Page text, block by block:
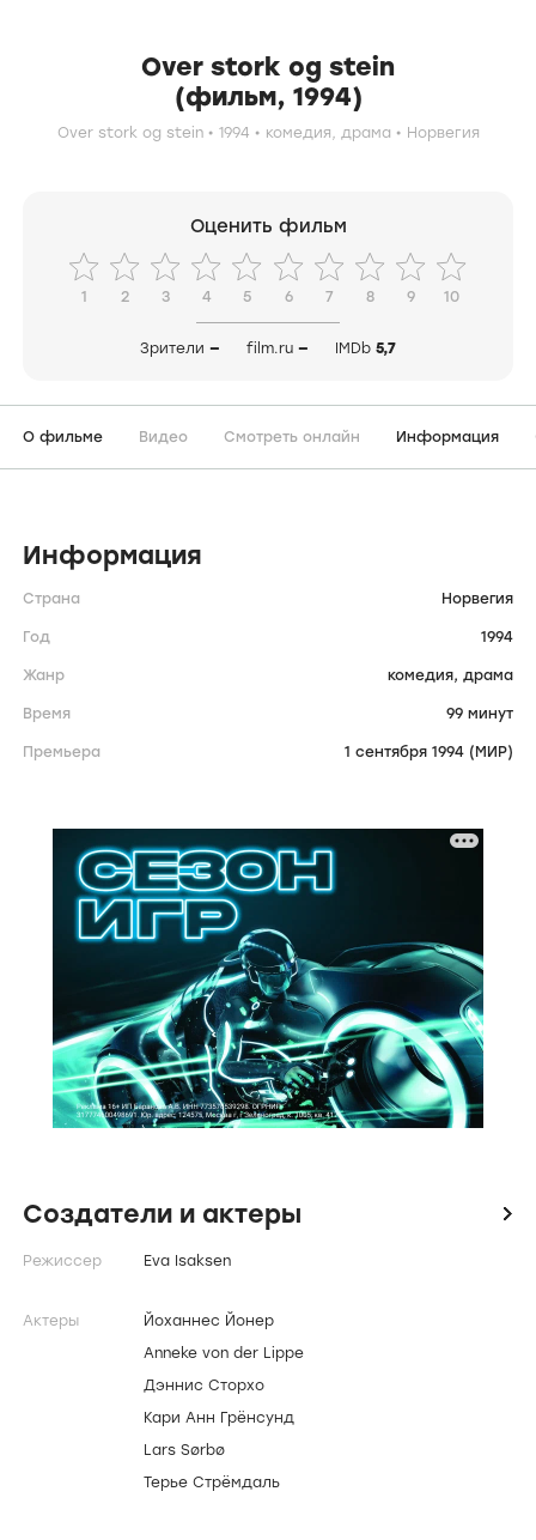
Over stork og stein
(фильм, 1994)
Over stork og stein 1994 комедия, драма Норвегия
Оценить фильм
1 2 3 4 5 6 7 8 9 10
Зрители — film.ru — IMDb 5,7
О фильме Видео Смотреть онлайн Информация
Информация
Страна Норвегия
Год 1994
Жанр комедия, драма
Время 99 минут
Премьера 1 сентября 1994 (МИР)
Создатели и актеры icon
Режиссер Eva Isaksen
Актеры
Йоханнес Йонер
Anneke von der Lippe
Дэннис Сторхо
Кари Анн Грёнсунд
Lars Sørbø
Терье Стрёмдаль